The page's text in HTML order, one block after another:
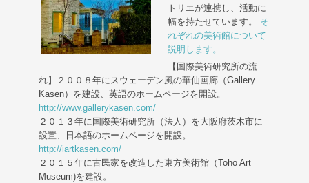
トリエが連携し、活動に
幅を持たせています。 そ
れぞれの美術館について
説明します。
【国際美術研究所の流
れ】２００８年にスウェーデン風の華仙画廊（Gallery
Kasen）を建設、英語のホームページを開設。
http://www.gallerykasen.com/
２０１３年に国際美術研究所（法人）を大阪府茨木市に
設置、日本語のホームページを開設。
http://iartkasen.com/
２０１５年に古民家を改造した東方美術館（Toho Art
Museum)を建設。